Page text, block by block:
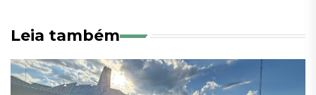
Leia também